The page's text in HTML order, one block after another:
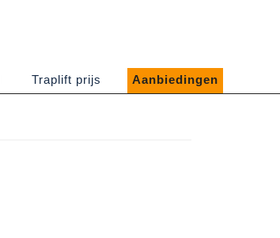
Traplift prijs Aanbiedingen